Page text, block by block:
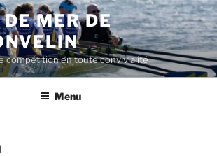
MER DE
compétition en toute convivialité
Menu